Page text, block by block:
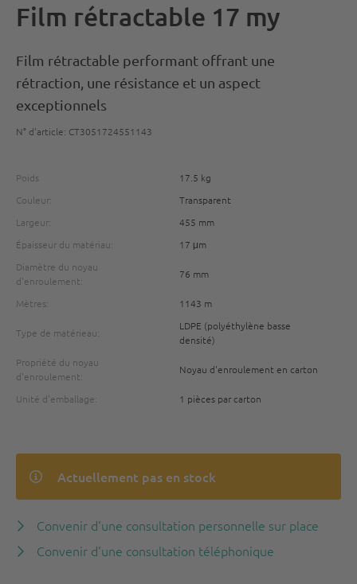
Film rétractable 17 my
Film rétractable performant offrant une
rétraction, une résistance et un aspect
exceptionnels
N° d'article: CT3051724551143
Poids
17.5 kg
Couleur:
Transparent
Largeur:
455 mm
Épaisseur du matériau:
17 μm
Diamètre du noyau
d'enroulement:
76 mm
Mètres: 1143 m
Type de matérieau:
LDPE (polyéthylène basse
densité)
Propriété du noyau
d'enroulement:
Noyau d'enroulement en carton
Unité d'emballage: 1 pièces par carton
Actuellement pas en stock
Convenir d'une consultation personnelle sur place
Convenir d'une consultation téléphonique